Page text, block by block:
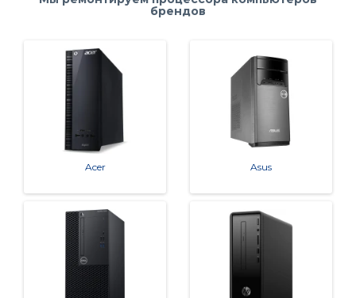
ненные работы.
Свяжитесь с нами
По всем вопросам звоните: +7(495)479-99-11. Наши сп
ать по любым вопросам. Мы работаем для вас с 2003
года и знаем, как важно быстро и качественно верну
ть вам работоспособное устройство. 👌
брендов
Acer Asus